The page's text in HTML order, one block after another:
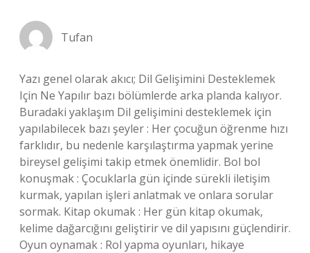
Tufan
Yazı genel olarak akıcı; Dil Gelişimini Desteklemek
Için Ne Yapılır bazı bölümlerde arka planda kalıyor.
Buradaki yaklaşım Dil gelişimini desteklemek için
yapılabilecek bazı şeyler : Her çocuğun öğrenme hızı
farklıdır, bu nedenle karşılaştırma yapmak yerine
bireysel gelişimi takip etmek önemlidir. Bol bol
konuşmak : Çocuklarla gün içinde sürekli iletişim
kurmak, yapılan işleri anlatmak ve onlara sorular
sormak. Kitap okumak : Her gün kitap okumak,
kelime dağarcığını geliştirir ve dil yapısını güçlendirir.
Oyun oynamak : Rol yapma oyunları, hikaye